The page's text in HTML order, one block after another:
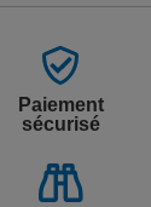
Paiement
sécurisé